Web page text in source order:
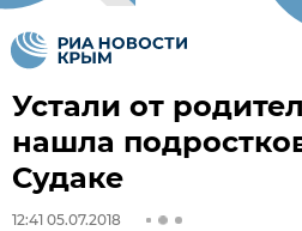
Устали от
нашла
Судаке
12:41 05.07.2018